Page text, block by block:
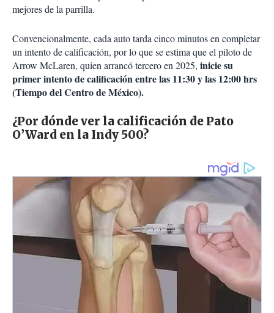
mejores de la parrilla.
Convencionalmente, cada auto tarda cinco minutos en completar
un intento de calificación, por lo que se estima que el piloto de
Arrow McLaren, quien arrancó tercero en 2025, inicie su
primer intento de calificación entre las 11:30 y las 12:00 hrs
(Tiempo del Centro de México).
¿Por dónde ver la calificación de Pato
O’Ward en la Indy 500?